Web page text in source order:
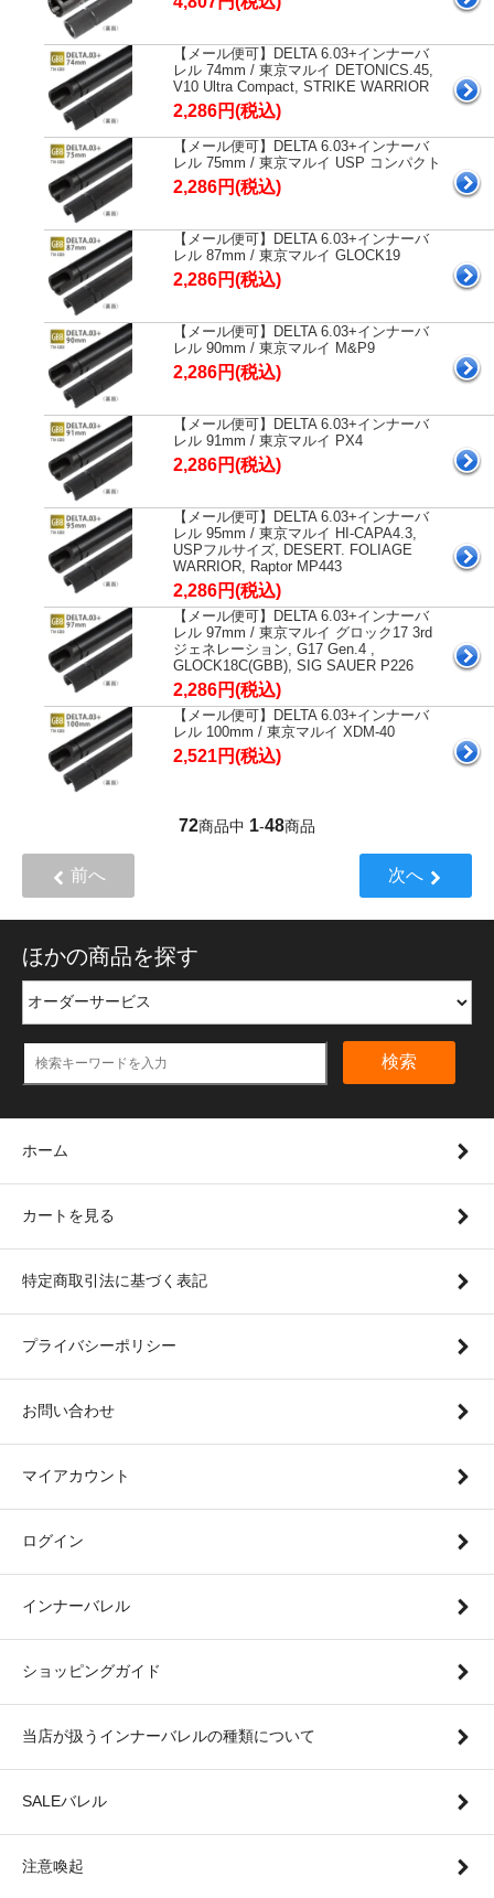
【メール便可】DELTA 6.03+インナーバ
レル 74mm / 東京マルイ DETONICS.45,
V10 Ultra Compact, STRIKE WARRIOR
2,286円(税込)
【メール便可】DELTA 6.03+インナーバ
レル 75mm / 東京マルイ USP コンパクト
2,286円(税込)
【メール便可】DELTA 6.03+インナーバ
レル 87mm / 東京マルイ GLOCK19
2,286円(税込)
【メール便可】DELTA 6.03+インナーバ
レル 90mm / 東京マルイ M&P9
2,286円(税込)
【メール便可】DELTA 6.03+インナーバ
レル 91mm / 東京マルイ PX4
2,286円(税込)
【メール便可】DELTA 6.03+インナーバ
レル 95mm / 東京マルイ HI-CAPA4.3,
USPフルサイズ, DESERT. FOLIAGE
WARRIOR, Raptor MP443
2,286円(税込)
【メール便可】DELTA 6.03+インナーバ
レル 97mm / 東京マルイ グロック17 3rd
ジェネレーション, G17 Gen.4 ,
GLOCK18C(GBB), SIG SAUER P226
2,286円(税込)
【メール便可】DELTA 6.03+インナーバ
レル 100mm / 東京マルイ XDM-40
2,521円(税込)
72商品中 1-48商品
前へ 次へ
ほかの商品を探す
検索
ホーム
カートを見る
特定商取引法に基づく表記
プライバシーポリシー
お問い合わせ
マイアカウント
ログイン
インナーバレル
ショッピングガイド
当店が扱うインナーバレルの種類について
SALEバレル
注意喚起